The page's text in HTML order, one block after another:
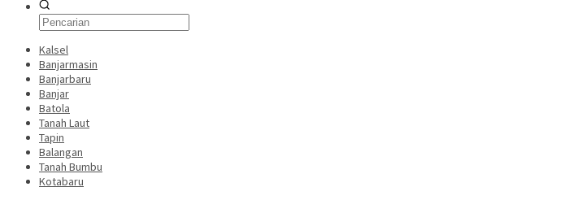
Kalsel
Banjarmasin
Banjarbaru
Banjar
Batola
Tanah Laut
Tapin
Balangan
Tanah Bumbu
Kotabaru